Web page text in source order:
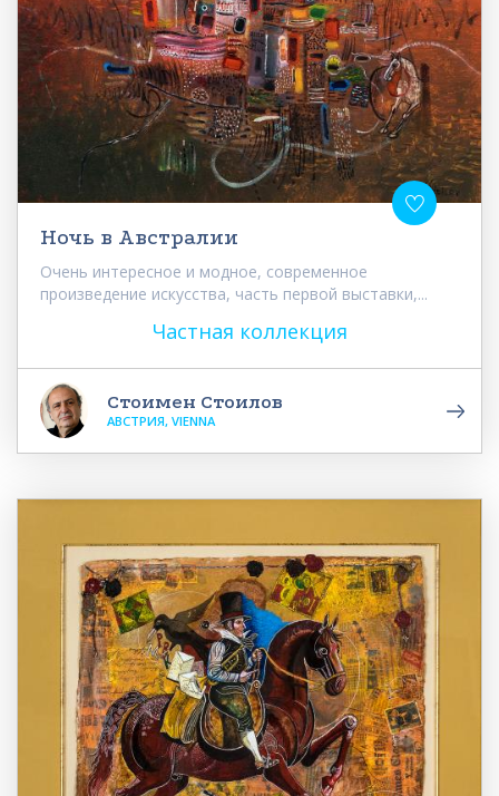
Ночь в Австралии
Очень интересное и модное, современное
произведение искусства, часть первой выставки,...
Частная коллекция
Стоимен Стоилов
АВСТРИЯ, VIENNA